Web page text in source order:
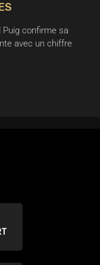
Puig confirme sa
avec un chiffre